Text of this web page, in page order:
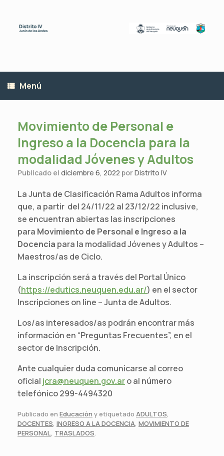
contenido
Menú
Movimiento de Personal e
Ingreso a la Docencia para la
modalidad Jóvenes y Adultos
Publicado el diciembre 6, 2022 porDistrito IV
La Junta de Clasificación Rama Adultos informa
que, a partir del 24/11/22 al 23/12/22 inclusive,
se encuentran abiertas las inscripciones
para Movimiento de Personal e Ingreso a la
Docencia para la modalidad Jóvenes y Adultos –
Maestros/as de Ciclo.
La inscripción será a través del Portal Único
(https://edutics.neuquen.edu.ar/) en el sector
Inscripciones on line – Junta de Adultos.
Los/as interesados/as podrán encontrar más
información en “Preguntas Frecuentes”, en el
sector de Inscripción.
Ante cualquier duda comunicarse al correo
oficial jcra@neuquen.gov.aro al número
telefónico 299-4494320
Publicado en Educación y etiquetado ADULTOS,
DOCENTES, INGRESO A LA DOCENCIA, MOVIMIENTO DE
PERSONAL, TRASLADOS.